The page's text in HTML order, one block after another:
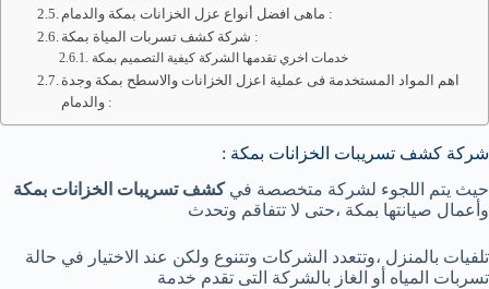
ماهى افضل أنواع عزل الخزانات بمكة والدمام :
شركة كشف تسربات المياة بمكة :
خدمات اخري تقدمها الشركة كيفية التصميم بمكة
اهم المواد المستخدمة فى عملية اعزل الخزانات والاسطح بمكة وجدة
والدمام :
شركة كشف تسريبات الخزانات بمكة :
حيث يتم اللجوء لشركة متخصصة فيكشف تسريبات الخزانات بمكة
وأعمال صيانتها بمكة ،حتى لا تتفاقم وتحدث
تلفيات بالمنزل ،وتتعدد الشركات وتتنوع ولكن عند الاختيار في حالة
تسربات المياه أو الغاز بالشركة التى تقدم خدمة